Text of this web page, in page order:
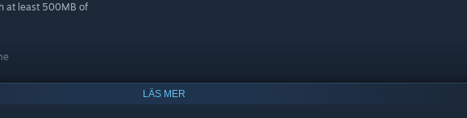
Idea Cards. An Idea Card will tell you how to create new cards, for example: stack 2
build a House.
at least 500MB of
LÄS MER